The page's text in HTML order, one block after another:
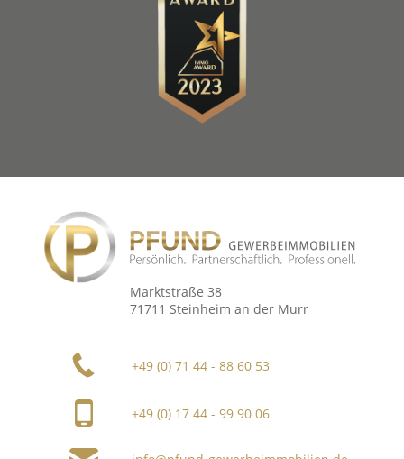
Marktstraße 38
71711 Steinheim an der Murr
+49 (0) 71 44 - 88 60 53
+49 (0) 17 44 - 99 90 06